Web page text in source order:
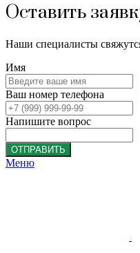
Оставить
Наши специалисты
Имя
Ваш номер телефона
Напишите вопрос
ОТПРАВИТЬ
Меню